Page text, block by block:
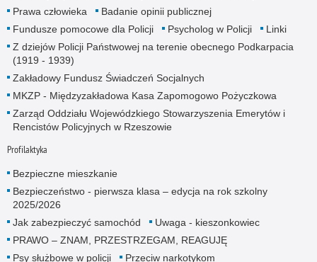
Prawa człowieka
Badanie opinii publicznej
Fundusze pomocowe dla Policji
Psycholog w Policji
Linki
Z dziejów Policji Państwowej na terenie obecnego Podkarpacia
(1919 - 1939)
Zakładowy Fundusz Świadczeń Socjalnych
MKZP - Międzyzakładowa Kasa Zapomogowo Pożyczkowa
Zarząd Oddziału Wojewódzkiego Stowarzyszenia Emerytów i
Rencistów Policyjnych w Rzeszowie
Profilaktyka
Bezpieczne mieszkanie
Bezpieczeństwo - pierwsza klasa – edycja na rok szkolny
2025/2026
Jak zabezpieczyć samochód
Uwaga - kieszonkowiec
PRAWO – ZNAM, PRZESTRZEGAM, REAGUJĘ
Psy służbowe w policji
Przeciw narkotykom